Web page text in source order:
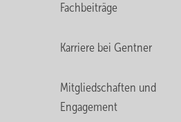
Fachbeiträge
Karriere bei Gentner
Mitgliedschaften und
Engagement